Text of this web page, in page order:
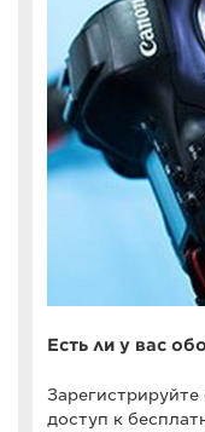
Есть ли у вас
доступ к